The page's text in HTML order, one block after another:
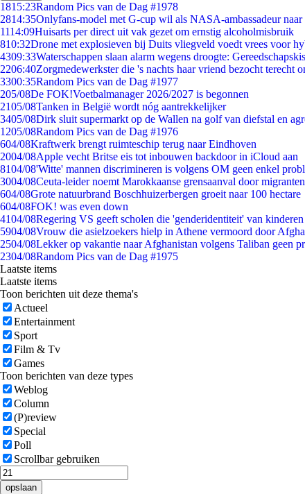
1815:23Random Pics van de Dag #1978
2814:35Onlyfans-model met G-cup wil als NASA-ambassadeur naar
1114:09Huisarts per direct uit vak gezet om ernstig alcoholmisbruik
810:32Drone met explosieven bij Duits vliegveld voedt vrees voor
4309:33Waterschappen slaan alarm wegens droogte:
2206:40Zorgmedewerkster die 's nachts haar vriend bezocht terecht
3300:35Random Pics van de Dag #1977
205/08De FOK!Voetbalmanager 2026/2027 is begonnen
2105/08Tanken in België wordt nóg aantrekkelijker
3405/08Dirk sluit supermarkt op de Wallen na golf van diefstal en
1205/08Random Pics van de Dag #1976
604/08Kraftwerk brengt ruimteschip terug naar Eindhoven
2004/08Apple vecht Britse eis tot inbouwen backdoor in iCloud aan
8104/08'Witte' mannen discrimineren is volgens OM geen enkel
3004/08Ceuta-leider noemt Marokkaanse grensaanval door
604/08Grote natuurbrand Boschhuizerbergen groeit naar 100 hectare
604/08FOK! was even down
4104/08Regering VS geeft scholen die 'genderidentiteit' van
5904/08Vrouw die asielzoekers hielp in Athene vermoord door
2504/08Lekker op vakantie naar Afghanistan volgens Taliban geen
2304/08Random Pics van de Dag #1975
Laatste items
Laatste items
Toon berichten uit deze thema's
Actueel
Entertainment
Sport
Film & Tv
Games
Toon berichten van deze types
Weblog
Column
(P)review
Special
Poll
Scrollbar gebruiken
opslaan